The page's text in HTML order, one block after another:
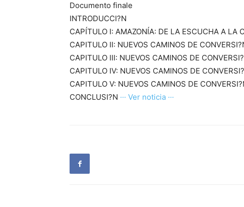
Documento finale
INTRODUCCI?N
CAPÍTULO I: AMAZONÍA: DE LA ESCUCHA A LA
CAPITULO II: NUEVOS CAMINOS DE
CAPITULO III: NUEVOS CAMINOS DE
CAPITULO IV: NUEVOS CAMINOS DE
CAPITULO V: NUEVOS CAMINOS DE
CONCLUSI?N ··· Ver noticia ···